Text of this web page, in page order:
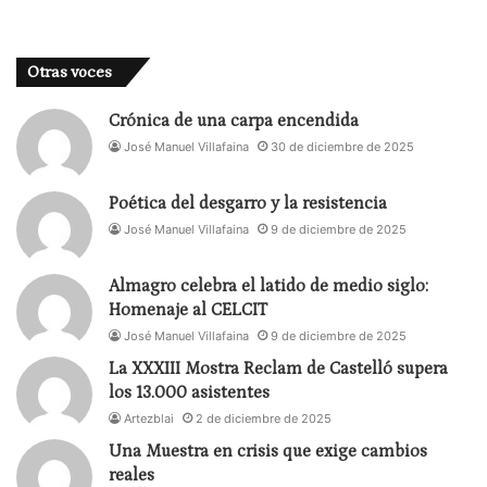
Sobre este panorama de riqueza y ostentación,
están el señor y la señora Malingear. Nada, no
dicen nada, largo silencio y otros más que dibujan
un ambiente de aburrimiento, cansancio e
insustancialidad. La hija Emmeline, tras una cómica
y exagerada acción para sentarse, hace como que
tocara el arpa. La joven está triste porque suspira
por Fréderic, los tres intercambian frases y
silencios acerca del pretendiente y su familia. Todo
se realiza dentro de una extrema y estudiada
lentitud.
Aunque el especio que hemos visto pertenece a la
familia Malingear, la decoración se mantiene para
dar cabida a la casa de los Ratinois. Es decir, la
Otras voces
Crónica de una carpa encendida
José Manuel Villafaina 30 de diciembre de 2025
Poética del desgarro y la resistencia
José Manuel Villafaina 9 de diciembre de 2025
Almagro celebra el latido de medio siglo:
Homenaje al CELCIT
José Manuel Villafaina 9 de diciembre de 2025
La XXXIII Mostra Reclam de Castelló supera
los 13.000 asistentes
Artezblai 2 de diciembre de 2025
Una Muestra en crisis que exige cambios
reales